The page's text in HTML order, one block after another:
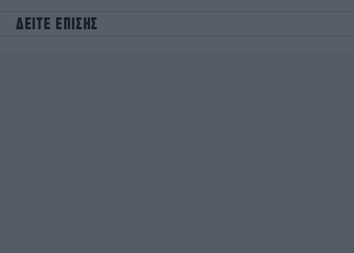
ΔΕΙΤΕ ΕΠΙΣΗΣ